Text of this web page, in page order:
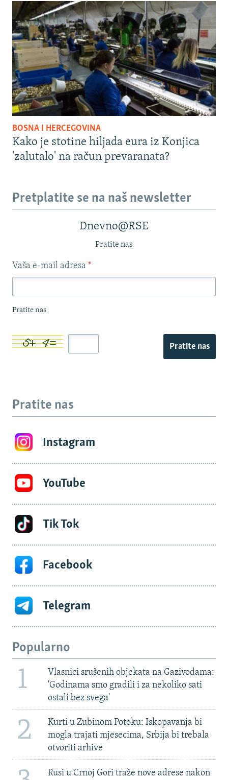
BOSNA I HERCEGOVINA
Kako je stotine hiljada eura iz Konjica
'zalutalo' na račun prevaranata?
Pretplatite se na naš newsletter
Dnevno@RSE
Pratite nas
Vaša e-mail adresa *
Pratite nas
Pratite nas
Pratite nas
Instagram
YouTube
Tik Tok
Facebook
Telegram
Popularno
1
Vlasnici srušenih objekata na Gazivodama:
'Godinama smo gradili i za nekoliko sati
ostali bez svega'
2
Kurti u Zubinom Potoku: Iskopavanja bi
mogla trajati mjesecima, Srbija bi trebala
otvoriti arhive
Rusi u Crnoj Gori traže nove adrese nakon